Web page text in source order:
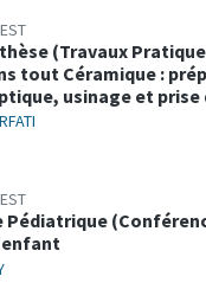
(Travaux
tout Céramique :
usinage et